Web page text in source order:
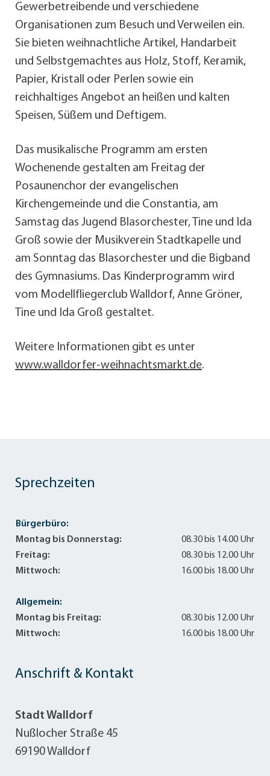
Gewerbetreibende und verschiedene
Organisationen zum Besuch und Verweilen ein.
Sie bieten weihnachtliche Artikel, Handarbeit
und Selbstgemachtes aus Holz, Stoff, Keramik,
Papier, Kristall oder Perlen sowie ein
reichhaltiges Angebot an heißen und kalten
Speisen, Süßem und Deftigem.
Das musikalische Programm am ersten
Wochenende gestalten am Freitag der
Posaunenchor der evangelischen
Kirchengemeinde und die Constantia, am
Samstag das Jugend Blasorchester, Tine und Ida
Groß sowie der Musikverein Stadtkapelle und
am Sonntag das Blasorchester und die Bigband
des Gymnasiums. Das Kinderprogramm wird
vom Modellfliegerclub Walldorf, Anne Gröner,
Tine und Ida Groß gestaltet.
Weitere Informationen gibt es unter
www.walldorfer-weihnachtsmarkt.de.
Anschrift & Kontakt
Stadt Walldorf
Nußlocher Straße 45
69190 Walldorf
Sprechzeiten
Bürgerbüro:
Montag bis Donnerstag:
08.30 bis 14.00 Uhr
Freitag:
08.30 bis 12.00 Uhr
Mittwoch:
16.00 bis 18.00 Uhr
Allgemein:
Montag bis Freitag:
08.30 bis 12.00 Uhr
Mittwoch:
16.00 bis 18.00 Uhr